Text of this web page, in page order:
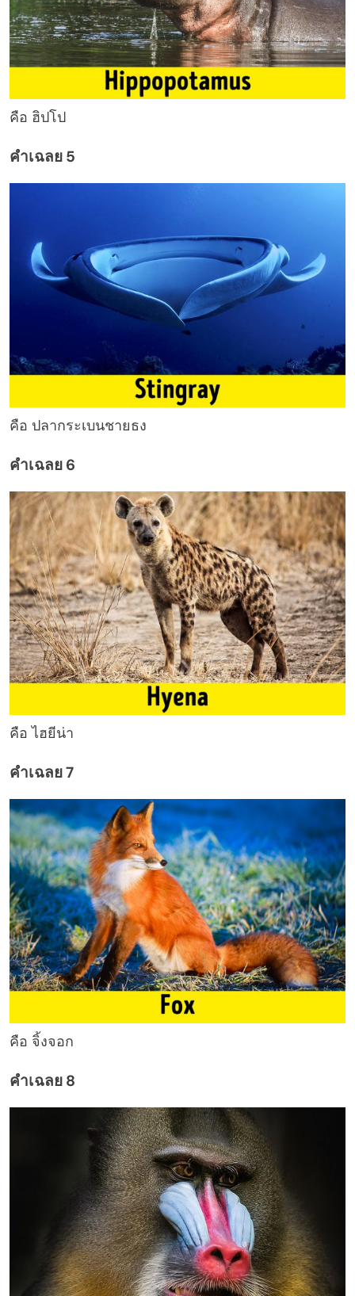
คือ ฮิปโป
คำเฉลย 5
คือ ปลากระเบนชายธง
คำเฉลย 6
คือ ไฮยีน่า
คำเฉลย 7
คือ จิ้งจอก
คำเฉลย 8